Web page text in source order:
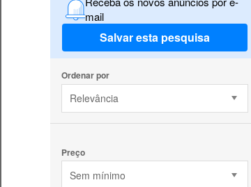
mail
Salvar esta pesquisa
Ordenar por
Relevância
Preço
Sem mínimo